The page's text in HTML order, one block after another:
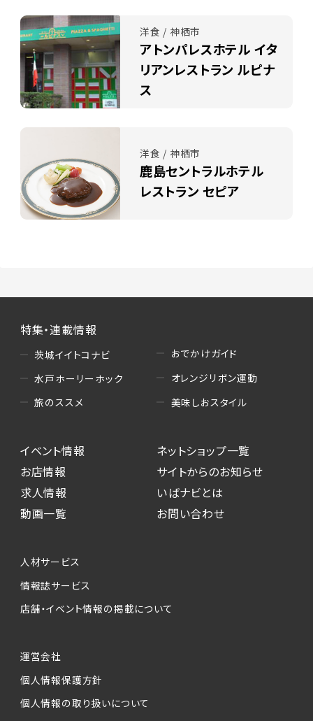
洋食 / 神栖市
アトンパレスホテル イタ
リアンレストラン ルピナ
ス
洋食 / 神栖市
鹿島セントラルホテル
レストラン セピア
特集・連載情報
茨城イイトコナビ
水戸ホーリーホック
旅のススメ
おでかけガイド
オレンジリボン運動
美味しおスタイル
イベント情報
お店情報
求人情報
動画一覧
ネットショップ一覧
サイトからのお知らせ
いばナビとは
お問い合わせ
人材サービス
情報誌サービス
店舗・イベント情報の掲載について
運営会社
個人情報保護方針
個人情報の取り扱いについて